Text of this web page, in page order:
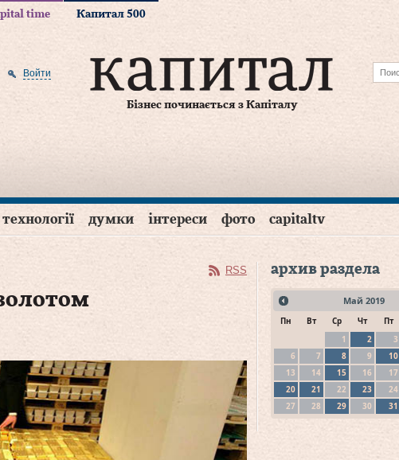
time Капитал 500
Бізнес починається з Капіталу
Войти
технології думки інтереси фото capitaltv
RSS архив раздела
Май 2019
Пн Вт Ср Чт Пт
1
2 3
6
7 8 9 10
13
14 15 16 17
20
21 22 23 24
27
28 29 30 31